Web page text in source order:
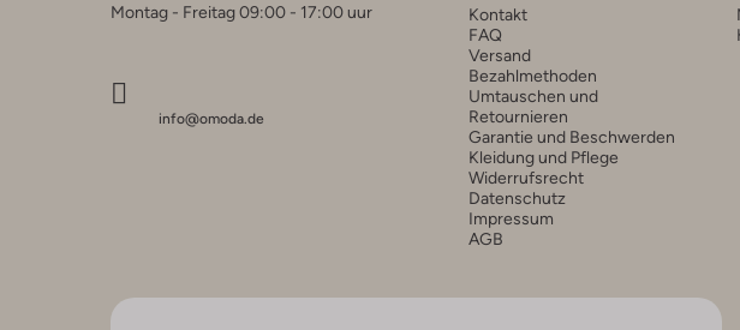
Montag - Freitag 09:00 - 17:00 uur
info@omoda.de
Kontakt
FAQ
Versand
Bezahlmethoden
Umtauschen und
Retournieren
Garantie und Beschwerden
Kleidung und Pflege
Widerrufsrecht
Datenschutz
Impressum
AGB